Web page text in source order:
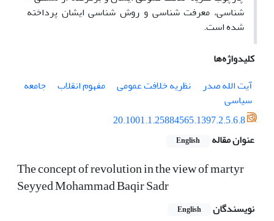
شناسی، معرفت­ شناسی و روش ­شناسی ایشان پرداخته
شده است.
کلیدواژه‌ها
آیت الله صدر
نظریه خلافت عمومی مفهوم انقلاب
جامعه
سیاسی
20.1001.1.25884565.1397.2.5.6.8
عنوان مقاله
English
The concept of revolution in the view of martyr
Seyyed Mohammad Baqir Sadr
نویسندگان English